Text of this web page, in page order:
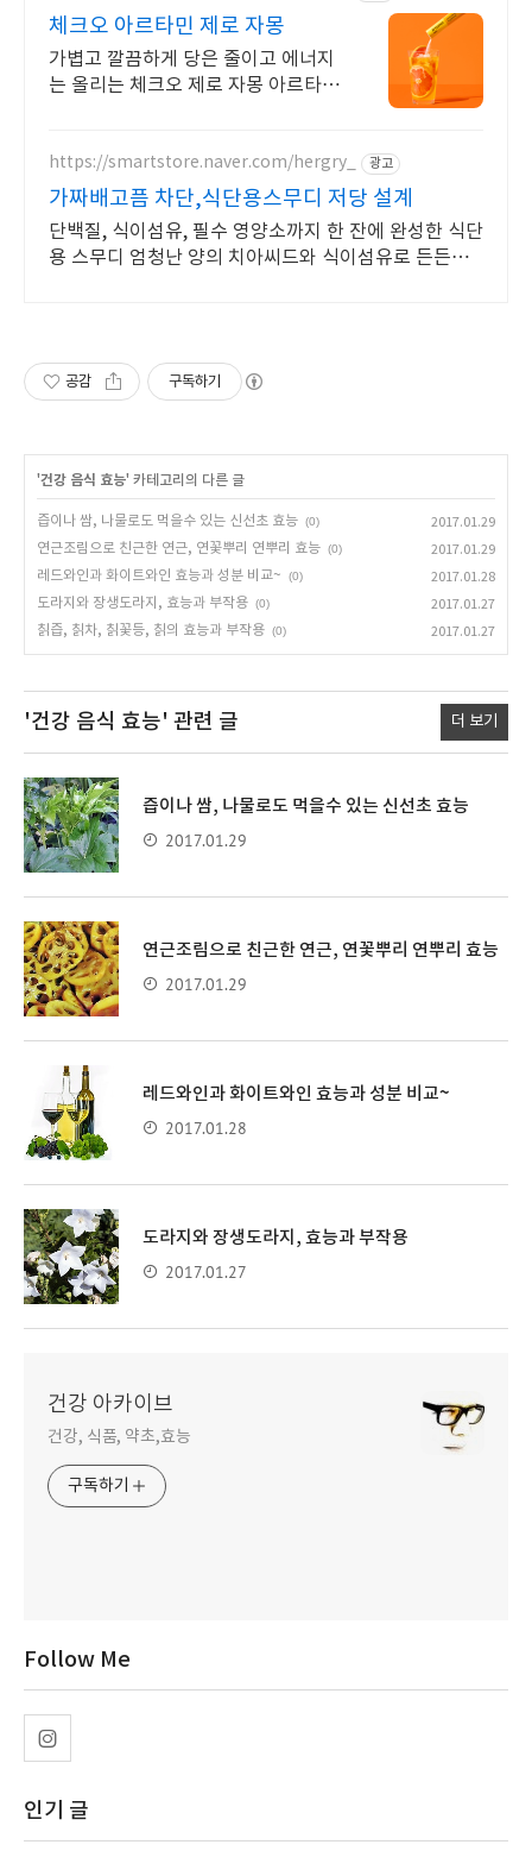
체크오 아르타민 제로 자몽
가볍고 깔끔하게 당은 줄이고 에너지
는 올리는 체크오 제로 자몽 아르타
https://smartstore.naver.com/hergry_ 광고
가짜배고픔 차단,식단용스무디 저당 설계
단백질, 식이섬유, 필수 영양소까지 한 잔에 완성한 식단
용 스무디 엄청난 양의 치아씨드와 식이섬유로 든든한
공감 구독하기
'건강 음식 효능' 카테고리의 다른 글
즙이나 쌈, 나물로도 먹을수 있는 신선초 효능 (0)
2017.01.29
연근조림으로 친근한 연근, 연꽃뿌리 연뿌리 효능 (0)
2017.01.29
레드와인과 화이트와인 효능과 성분 비교~
(0)
2017.01.28
도라지와 장생도라지, 효능과 부작용 (0)
2017.01.27
칡즙, 칡차, 칡꽃등, 칡의 효능과 부작용 (0) 2017.01.27
'건강 음식 효능' 관련 글 더 보기
즙이나 쌈, 나물로도 먹을수 있는 신선초 효능
2017.01.29
연근조림으로 친근한 연근, 연꽃뿌리 연뿌리 효능
2017.01.29
레드와인과 화이트와인 효능과 성분 비교~
2017.01.28
도라지와 장생도라지, 효능과 부작용
2017.01.27
건강 아카이브
건강, 식품, 약초,효능
구독하기
Follow Me
인기 글